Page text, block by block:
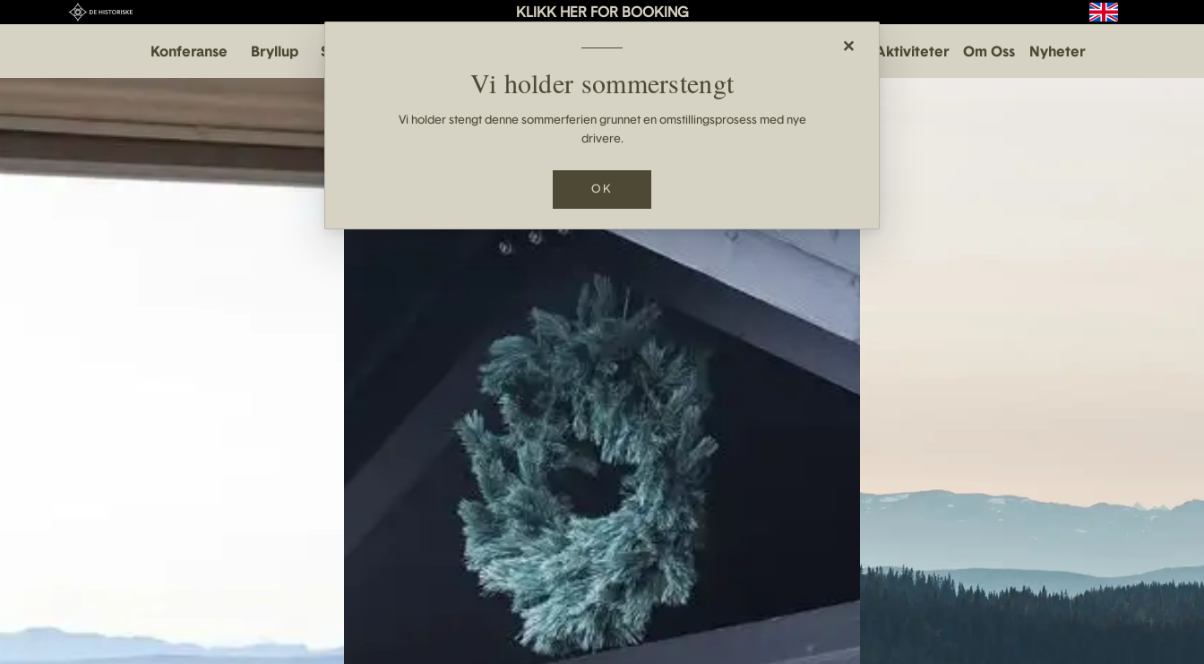
KLIKK HER FOR BOOKING
×
Vi holder sommerstengt
Vi holder stengt denne sommerferien grunnet en omstillingsprosess med nye
drivere.
OK
Konferanse Bryllup Selskap Aktiviteter Om Oss Nyheter